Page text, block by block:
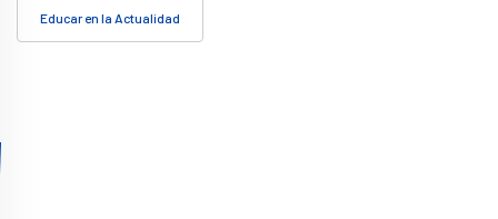
Educar en la Actualidad